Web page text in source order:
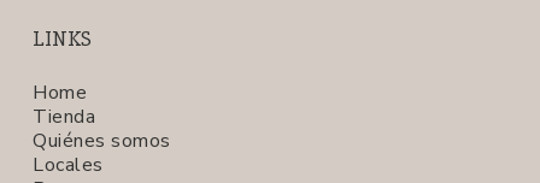
LINKS
Home
Tienda
Quiénes somos
Locales